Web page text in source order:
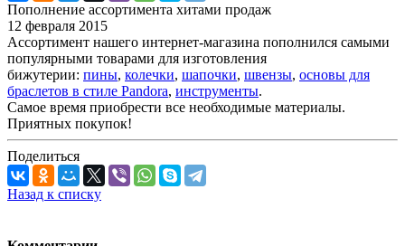
Пополнение ассортимента хитами продаж
12 февраля 2015
Ассортимент нашего интернет-магазина пополнился самыми
популярными товарами для изготовления
бижутерии: пины, колечки, шапочки, швензы, основы для
браслетов в стиле Pandora, инструменты.
Самое время приобрести все необходимые материалы.
Приятных покупок!
Поделиться
Назад к списку